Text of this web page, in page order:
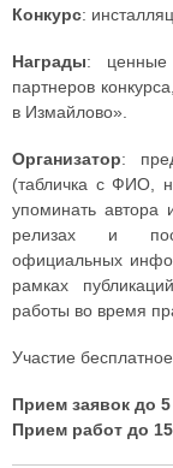
Конкурс:
Награды: ценные
партнеров
в Измайлово».
Организатор:
(табличка с ФИО,
упоминать автора
релизах и
официальных
рамках
работы во время
Участие бесплатное
Прием заявок до
Прием работ до